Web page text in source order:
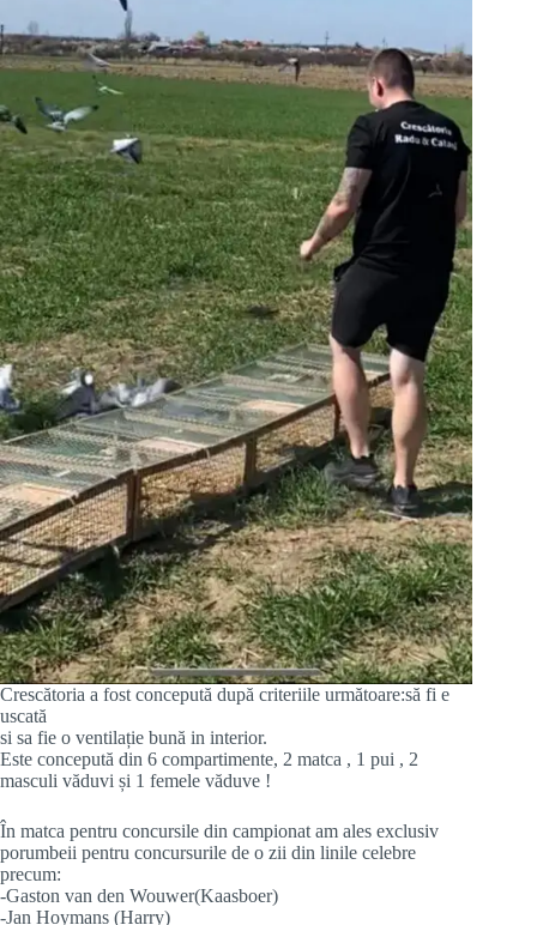
Crescătoria a fost concepută după criteriile următoare:să fi e
uscată
si sa fie o ventilație bună in interior.
Este concepută din 6 compartimente, 2 matca , 1 pui , 2
masculi văduvi și 1 femele văduve !
În matca pentru concursile din campionat am ales exclusiv
porumbeii pentru concursurile de o zii din linile celebre
precum:
-Gaston van den Wouwer(Kaasboer)
-Jan Hoymans (Harry)